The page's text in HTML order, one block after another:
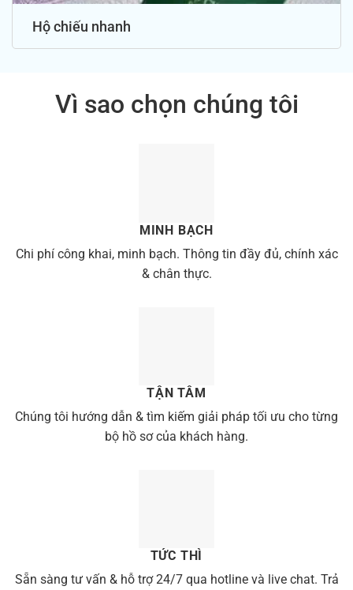
Hộ chiếu nhanh
Vì sao chọn chúng tôi
MINH BẠCH
Chi phí công khai, minh bạch. Thông tin đầy đủ, chính xác
& chân thực.
TẬN TÂM
Chúng tôi hướng dẫn & tìm kiếm giải pháp tối ưu cho từng
bộ hồ sơ của khách hàng.
TỨC THÌ
Sẵn sàng tư vấn & hỗ trợ 24/7 qua hotline và live chat. Trả